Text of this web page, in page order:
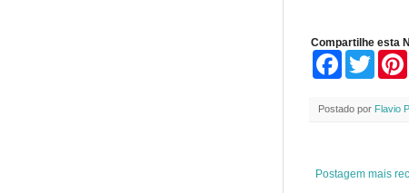
Compartilhe esta
F
b
T
w
t
t
Postado por Flavio
Postagem mais